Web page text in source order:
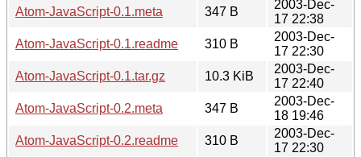
Atom-JavaScript-0.1.meta
347 B
2003-Dec-
17 22:38
Atom-JavaScript-0.1.readme
310 B
2003-Dec-
17 22:30
Atom-JavaScript-0.1.tar.gz
10.3 KiB
2003-Dec-
17 22:40
Atom-JavaScript-0.2.meta
347 B
2003-Dec-
18 19:46
Atom-JavaScript-0.2.readme
310 B
2003-Dec-
17 22:30